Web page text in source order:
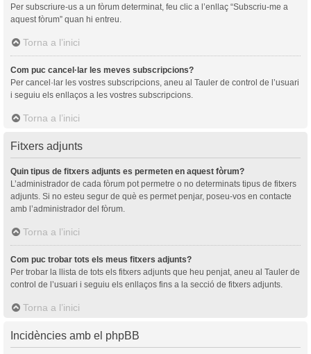
Per subscriure-us a un fòrum determinat, feu clic a l’enllaç “Subscriu-me a
aquest fòrum” quan hi entreu.
Torna a l’inici
Com puc cancel·lar les meves subscripcions?
Per cancel·lar les vostres subscripcions, aneu al Tauler de control de l’usuari
i seguiu els enllaços a les vostres subscripcions.
Torna a l’inici
Fitxers adjunts
Quin tipus de fitxers adjunts es permeten en aquest fòrum?
L’administrador de cada fòrum pot permetre o no determinats tipus de fitxers
adjunts. Si no esteu segur de què es permet penjar, poseu-vos en contacte
amb l’administrador del fòrum.
Torna a l’inici
Com puc trobar tots els meus fitxers adjunts?
Per trobar la llista de tots els fitxers adjunts que heu penjat, aneu al Tauler de
control de l’usuari i seguiu els enllaços fins a la secció de fitxers adjunts.
Torna a l’inici
Incidències amb el phpBB